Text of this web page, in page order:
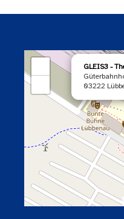
GLEIS3 -
03222